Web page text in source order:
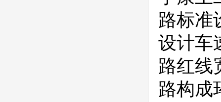
路标准
设计车
路红线
路构成